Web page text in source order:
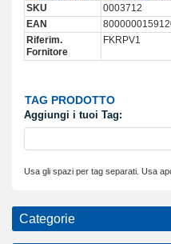
SKU
0003712
EAN
Riferim.
Fornitore
FKRPV1
TAG PRODOTTO
Aggiungi i tuoi Tag:
Usa gli spazi per tag separati. Usa
Categorie